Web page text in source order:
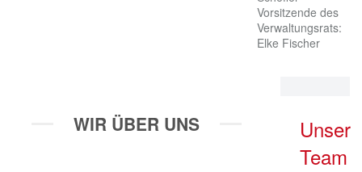
Vorsitzende des
Verwaltungsrats:
Elke Fischer
Unser
Team
WIR ÜBER UNS